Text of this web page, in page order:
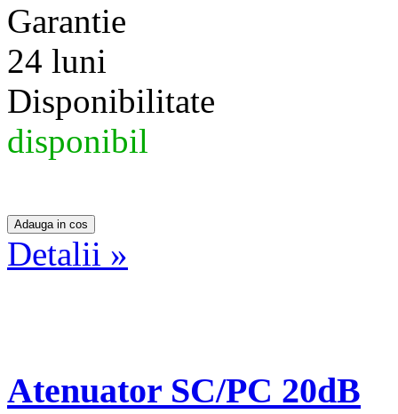
Garantie
24 luni
Disponibilitate
disponibil
Detalii »
Atenuator SC/PC 20dB